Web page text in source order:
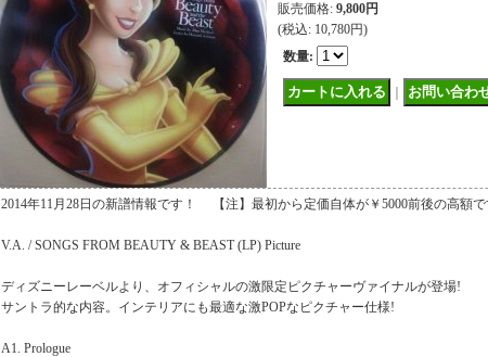
販売価格: 9,800円
(税込: 10,780円)
数量:
2014年11月28日の新譜情報です！ 【注】最初から定価自体が￥5000前後の高額
V.A. / SONGS FROM BEAUTY & BEAST (LP) Picture
ディズニーレーベルより、オフィシャルの激限定ピクチャーヴァイナルが登場!
サントラ的な内容。インテリアにも最適な激POPなピクチャー仕様!
A1. Prologue